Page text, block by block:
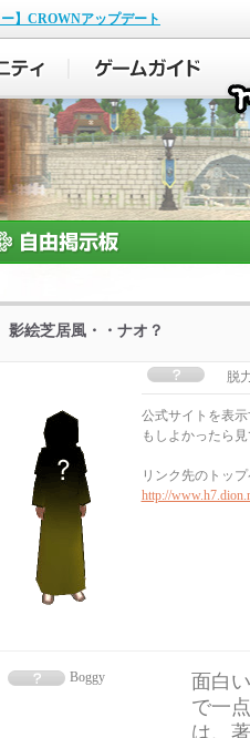
ー】CROWNアップデート
影絵芝居風・・ナオ？
脱
公式サイトを表
もしよかったら
リンク先のトッ
http://
Boggy
面白
で一
は、